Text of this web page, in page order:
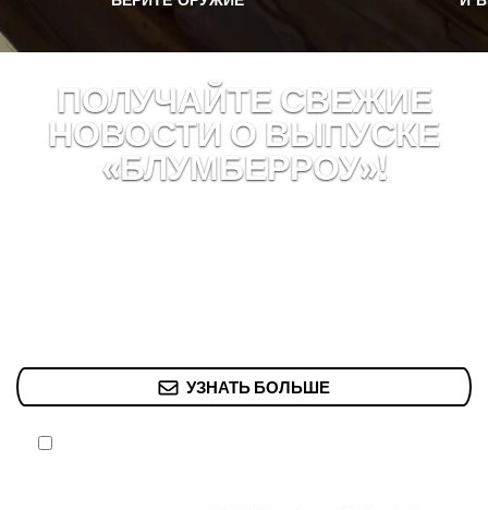
ПОЛУЧАЙТЕ СВЕЖИЕ
НОВОСТИ О ВЫПУСКЕ
«БЛУМБЕРРОУ»!
УЗНАТЬ БОЛЬШЕ